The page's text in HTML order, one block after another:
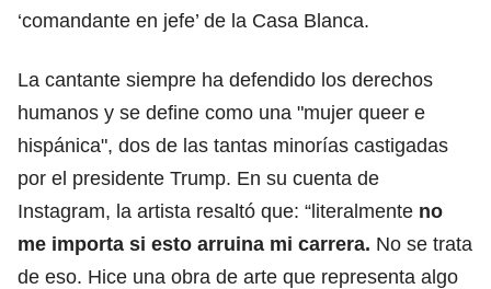
‘comandante en jefe’ de la Casa Blanca.
La cantante siempre ha defendido los derechos
humanos y se define como una "mujer queer e
hispánica", dos de las tantas minorías castigadas
por el presidente Trump. En su cuenta de
Instagram, la artista resaltó que: “literalmente no
me importa si esto arruina mi carrera. No se trata
de eso. Hice una obra de arte que representa algo